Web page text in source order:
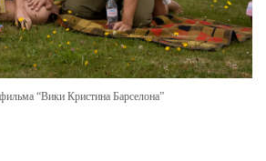
“Вики Кристина Барселона”